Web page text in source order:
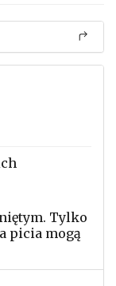
Tylko
picia mogą